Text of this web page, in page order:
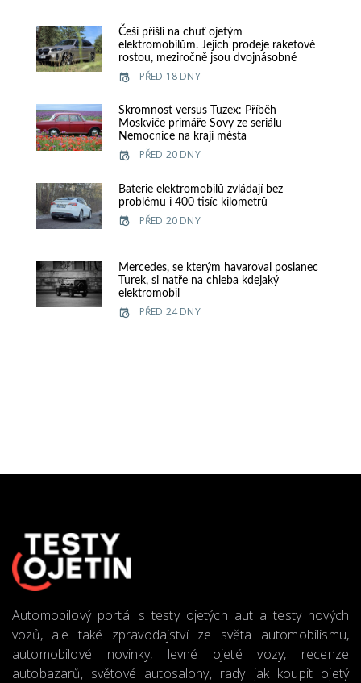
Češi přišli na chuť ojetým
elektromobilům. Jejich prodeje raketově
rostou, meziročně jsou dvojnásobné
PŘED 18 DNY
Skromnost versus Tuzex: Příběh
Moskviče primáře Sovy ze seriálu
Nemocnice na kraji města
PŘED 20 DNY
Baterie elektromobilů zvládají bez
problému i 400 tisíc kilometrů
PŘED 20 DNY
Mercedes, se kterým havaroval poslanec
Turek, si natře na chleba kdejaký
elektromobil
PŘED 24 DNY
Automobilový portál s testy ojetých aut a testy nových
vozů, ale také zpravodajství ze světa automobilismu,
automobilové novinky, levné ojeté vozy, recenze
autobazarů, světové autosalony, rady jak koupit ojetý